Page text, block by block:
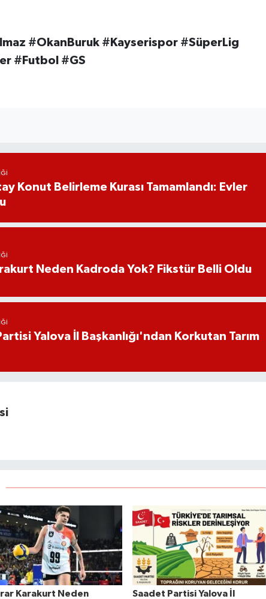
#OkanBuruk #Kayserispor #SüperLig
#Futbol #GS
Konut Belirleme Kurası Tamamlandı: Evler
Neden Kadroda Yok? Fikstür Belli Oldu
Yalova İl Başkanlığı'ndan Korkutan Tarım
Karakurt Neden
Saadet Partisi Yalova İl